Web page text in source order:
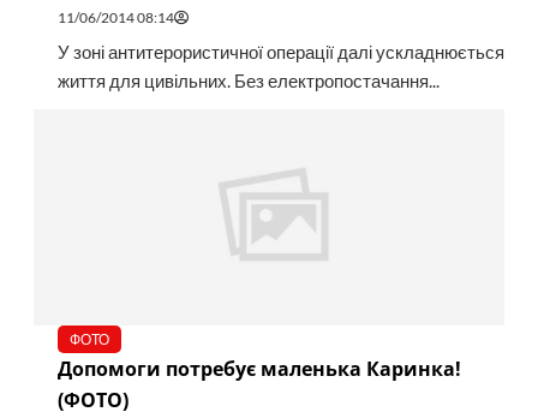
11/06/2014 08:14
У зоні антитерористичної операції далі ускладнюється
життя для цивільних. Без електропостачання...
ФОТО
Допомоги потребує маленька Каринка!
(ФОТО)